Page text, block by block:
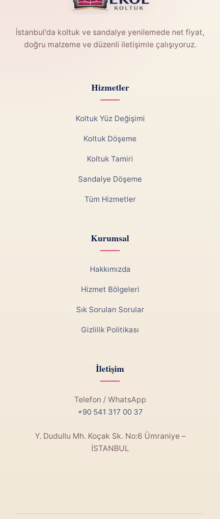
İstanbul'da koltuk ve sandalye yenilemede net fiyat,
doğru malzeme ve düzenli iletişimle çalışıyoruz.
Hizmetler
Koltuk Yüz Değişimi
Koltuk Döşeme
Koltuk Tamiri
Sandalye Döşeme
Tüm Hizmetler
Kurumsal
Hakkımızda
Hizmet Bölgeleri
Sık Sorulan Sorular
Gizlilik Politikası
İletişim
Telefon / WhatsApp
+90 541 317 00 37
Y. Dudullu Mh. Koçak Sk. No:6 Ümraniye –
İSTANBUL